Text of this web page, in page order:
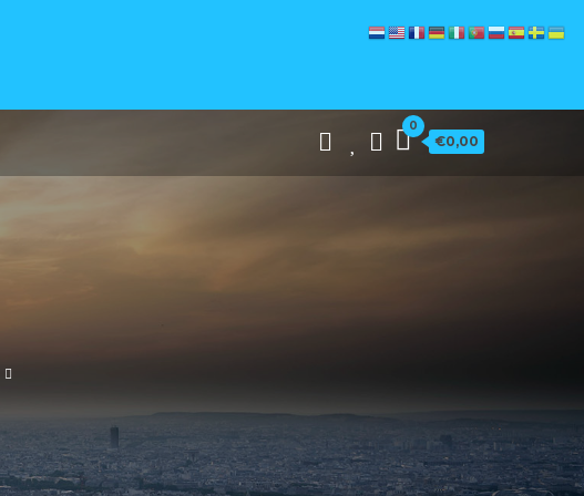
0
€0,00